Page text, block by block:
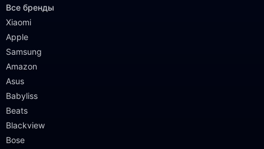
Все бренды
Xiaomi
Apple
Samsung
Amazon
Asus
Babyliss
Beats
Blackview
Bose